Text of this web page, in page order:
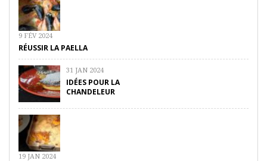
9 FÉV 2024
RÉUSSIR LA PAELLA
31 JAN 2024
IDÉES POUR LA
CHANDELEUR
19 JAN 2024